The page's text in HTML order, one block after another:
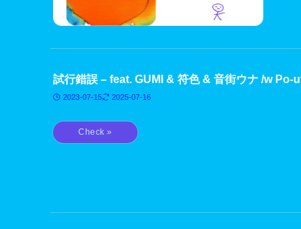
試行錯誤 – feat. GUMI & 符色 & 音街ウナ /w Po-
2023-07-15 2025-07-16